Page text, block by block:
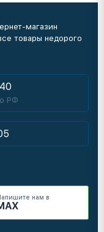
магазин
товары недорого
РФ
нам в